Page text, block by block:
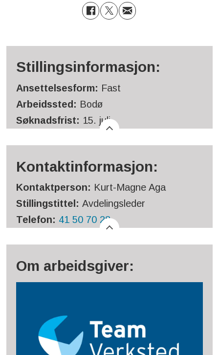
Stillingsinformasjon:
Ansettelsesform: Fast
Arbeidssted: Bodø
Søknadsfrist: 15. juli
Kontaktinformasjon:
Kontaktperson: Kurt-Magne Aga
Stillingstittel:Avdelingsleder
Telefon: 41 50 70 28
Om arbeidsgiver: